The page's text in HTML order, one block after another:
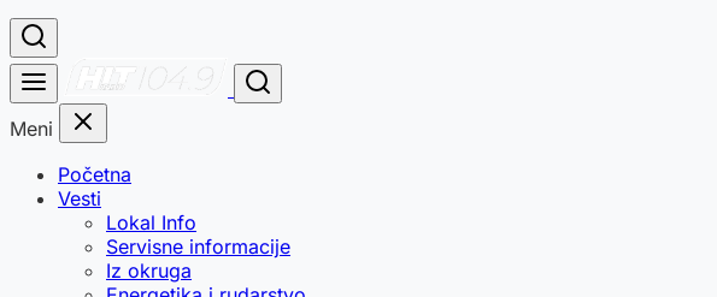
Meni
Početna
Vesti
Lokal Info
Servisne informacije
Iz okruga